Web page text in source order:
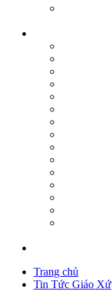
Trang chủ
Tin Tức Giáo Xứ